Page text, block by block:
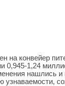
на конвейер
0,945-1,24
нашлись
узнаваемости,